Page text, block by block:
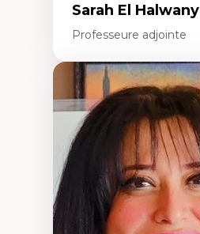
Sarah El Halwany
Professeure adjointe
Expertises
Les apports
l'affect, du
dans l'éducation aux
L'apprentissage des
perspective
L’insertion
enseignant.e.s